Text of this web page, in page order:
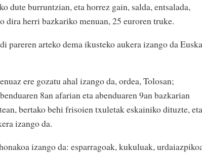
dute burruntzian, eta horrez gain, salda, entsalada,
dira herri bazkariko menuan, 25 euroren truke.
pareren arteko dema ikusteko aukera izango da
ere gozatu ahal izango da, ordea, Tolosan;
8an afarian eta abenduaren 9an bazkarian
bertako behi frisoien txuletak eskainiko dituzte, eta
izango da.
izango da: esparragoak, kukuluak,